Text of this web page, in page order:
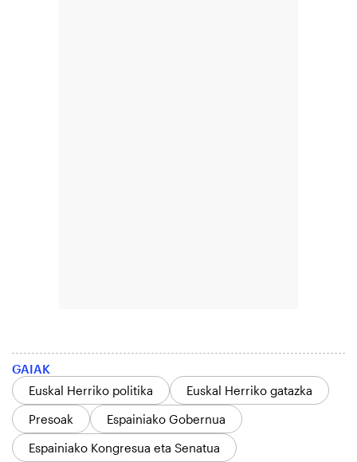
GAIAK
Euskal Herriko politika
Euskal Herriko gatazka
Presoak
Espainiako Gobernua
Espainiako Kongresua eta Senatua